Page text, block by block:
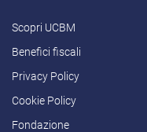
Scopri UCBM
Benefici fiscali
Privacy Policy
Cookie Policy
Fondazione